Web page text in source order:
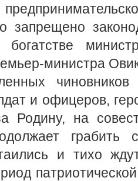
запрещено
министра
и офицеров,
Родину, на
грабить
и тихо